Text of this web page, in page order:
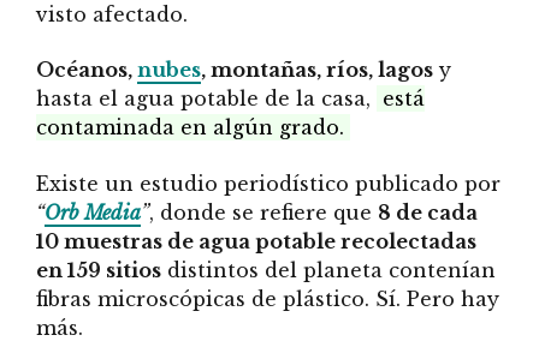
visto afectado.
Océanos, nubes, montañas, ríos, lagos y
hasta el agua potable de la casa, está
contaminada en algún grado.
Existe un estudio periodístico publicado por
“Orb Media”, donde se refiere que 8 de cada
10 muestras de agua potable recolectadas
en 159 sitios distintos del planeta contenían
fibras microscópicas de plástico. Sí. Pero hay
más.